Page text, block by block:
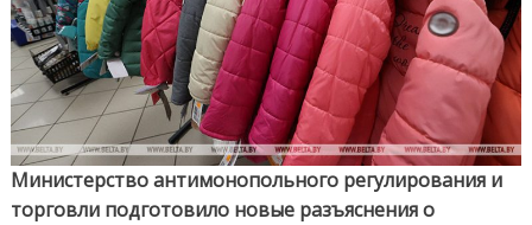
цен
Министерство антимонопольного регулирования и
торговли подготовило новые разъяснения о